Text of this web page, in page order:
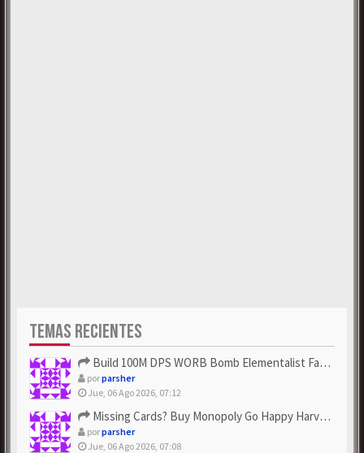
TEMAS RECIENTES
Build 100M DPS WORB Bomb Elementalist Fast - Grab POE Curren...
porparsher
Jue, 06 Ago 2026, 07:12
Missing Cards? Buy Monopoly Go Happy Harvest with Looney Tun...
porparsher
Jue, 06 Ago 2026, 07:08